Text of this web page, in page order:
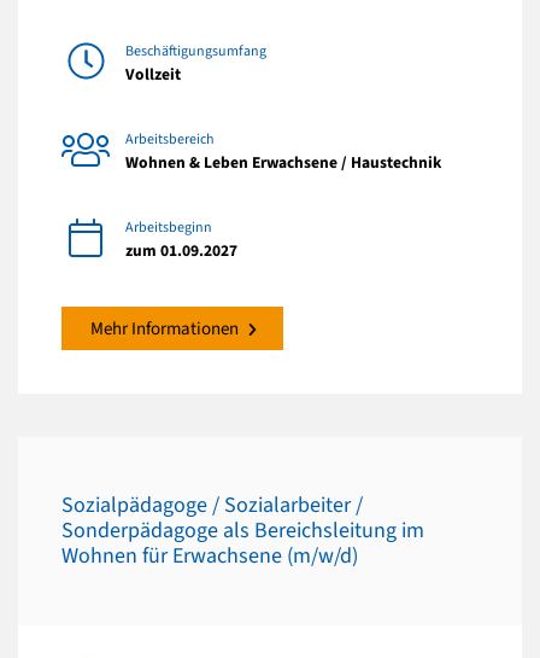
Beschäftigungsumfang
Vollzeit
Arbeitsbereich
Wohnen & Leben Erwachsene / Haustechnik
Arbeitsbeginn
zum 01.09.2027
Mehr Informationen
Sozialpädagoge / Sozialarbeiter /
Sonderpädagoge als Bereichsleitung im
Wohnen für Erwachsene (m/w/d)